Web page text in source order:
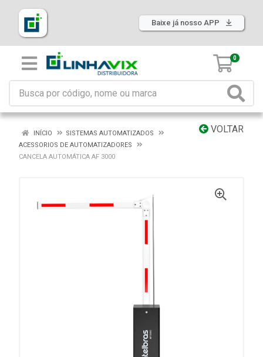
Baixe já nosso APP
0
VOLTAR
INÍCIO
SISTEMAS AUTOMATIZADOS
ACESSORIOS DE AUTOMATIZADORES
CANCELA AUTOMÁTICA AF 3000